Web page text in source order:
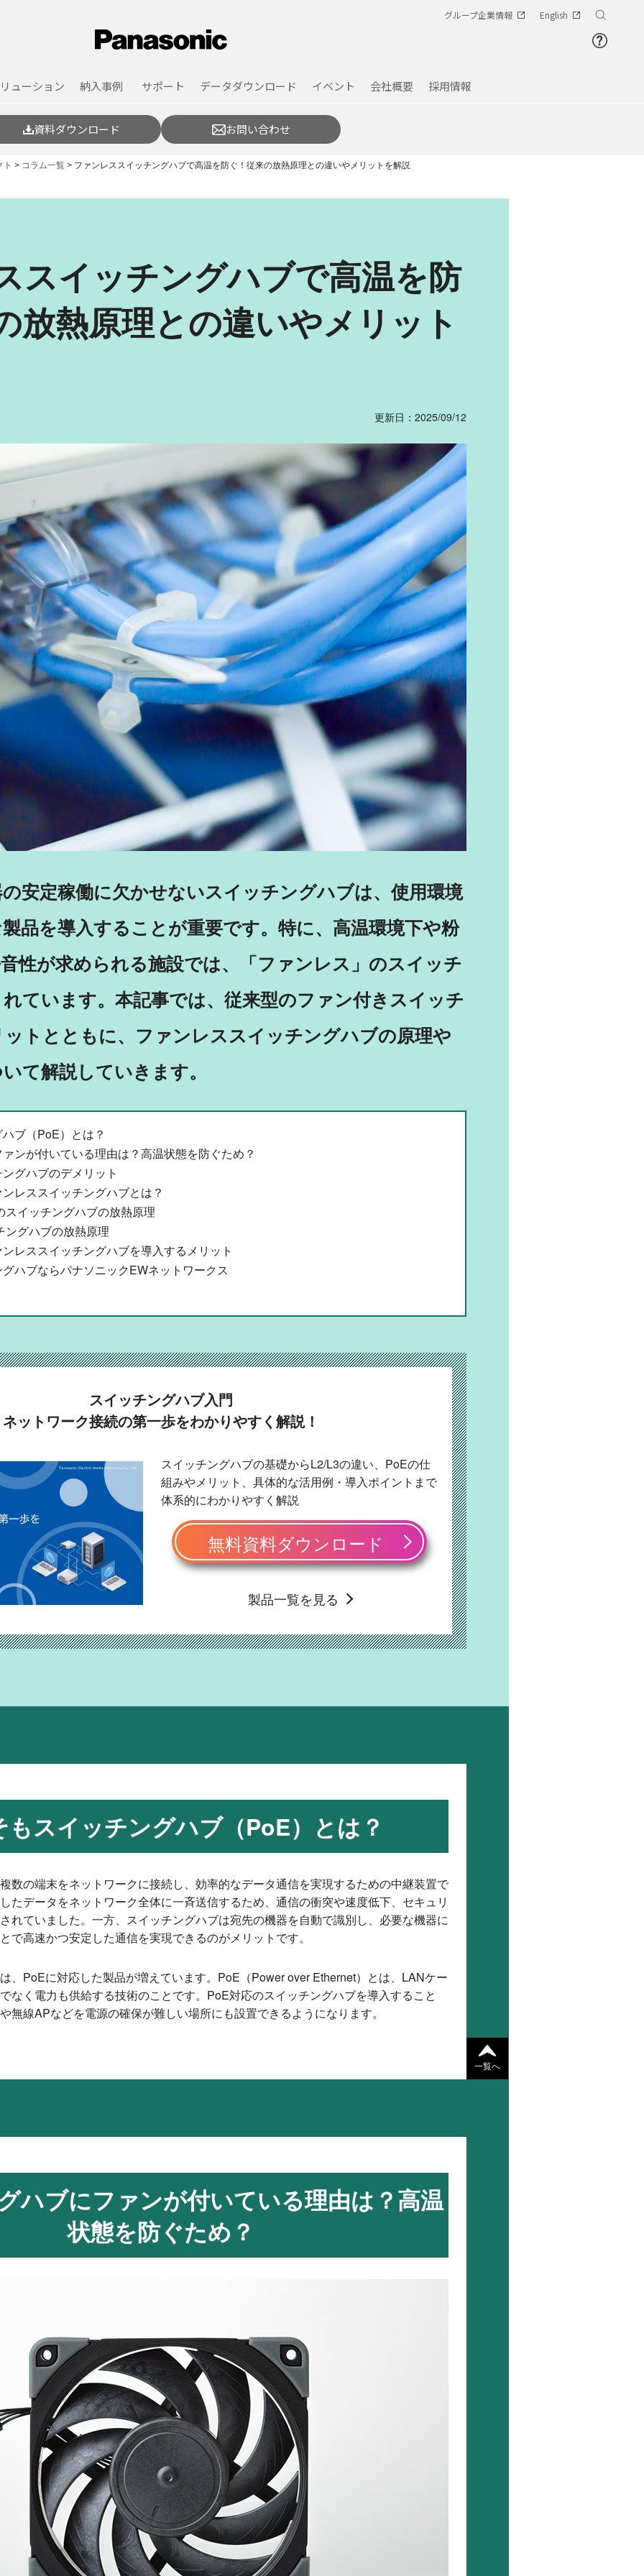
グループ企業情報 English
ューション 納入事例 サポート データダウンロード イベント 会社概要 採用情報
資料ダウンロード お問い合わせ
ト > コラム一覧> ファンレススイッチングハブで高温を防ぐ！従来の放熱原理との違いやメリットを解説
スイッチングハブで高温を防
放熱原理との違いやメリット
更新日：2025/09/12
安定稼働に欠かせないスイッチングハブは、使用環境
品を導入することが重要です。特に、高温環境下や粉
性が求められる施設では、「ファンレス」のスイッチ
ています。本記事では、従来型のファン付きスイッチ
トとともに、ファンレススイッチングハブの原理や
て解説していきます。
ブ（PoE）とは？
ンが付いている理由は？高温状態を防ぐため？
グハブのデメリット
レススイッチングハブとは？
スイッチングハブの放熱原理
ングハブの放熱原理
レススイッチングハブを導入するメリット
ハブならパナソニックEWネットワークス
スイッチングハブ入門
ネットワーク接続の第一歩をわかりやすく解説！
スイッチングハブの基礎からL2/L3の違い、PoEの仕
組みやメリット、具体的な活用例・導入ポイントまで
体系的にわかりやすく解説
無料資料ダウンロード
製品一覧を見る
一覧へ
もスイッチングハブ（PoE）とは？
数の端末をネットワークに接続し、効率的なデータ通信を実現するための中継装置で
たデータをネットワーク全体に一斉送信するため、通信の衝突や速度低下、セキュリ
れていました。一方、スイッチングハブは宛先の機器を自動で識別し、必要な機器に
で高速かつ安定した通信を実現できるのがメリットです。
、PoEに対応した製品が増えています。PoE（Power over Ethernet）とは、LANケー
なく電力も供給する技術のことです。PoE対応のスイッチングハブを導入すること
無線APなどを電源の確保が難しい場所にも設置できるようになります。
ハブにファンが付いている理由は？高温
状態を防ぐため？